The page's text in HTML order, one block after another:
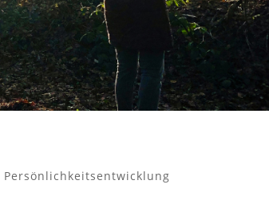
Persönlichkeitsentwicklung